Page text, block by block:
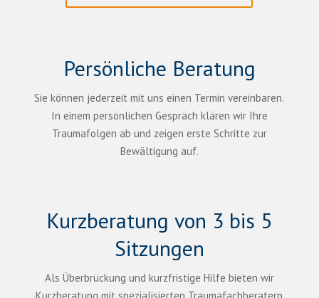
Persönliche Beratung
Sie können jederzeit mit uns einen Termin vereinbaren.
In einem persönlichen Gespräch klären wir Ihre
Traumafolgen ab und zeigen erste Schritte zur
Bewältigung auf.
Kurzberatung von 3 bis 5
Sitzungen
Als Überbrückung und kurzfristige Hilfe bieten wir